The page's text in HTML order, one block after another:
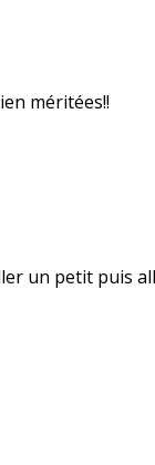
méritées!!
un petit puis